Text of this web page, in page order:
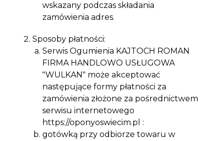
wskazany podczas składania
zamówienia adres.
Sposoby płatności:
Serwis Ogumienia KAJTOCH ROMAN
FIRMA HANDLOWO USŁUGOWA
"WULKAN" może akceptować
następujące formy płatności za
zamówienia złożone za pośrednictwem
serwisu internetowego
https://oponyoswiecim.pl :
gotówką przy odbiorze towaru w